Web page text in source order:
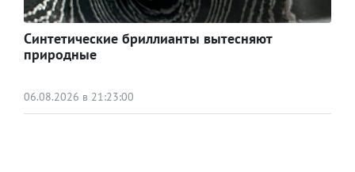
Синтетические бриллианты вытесняют
природные
06.08.2026 в 21:23:00